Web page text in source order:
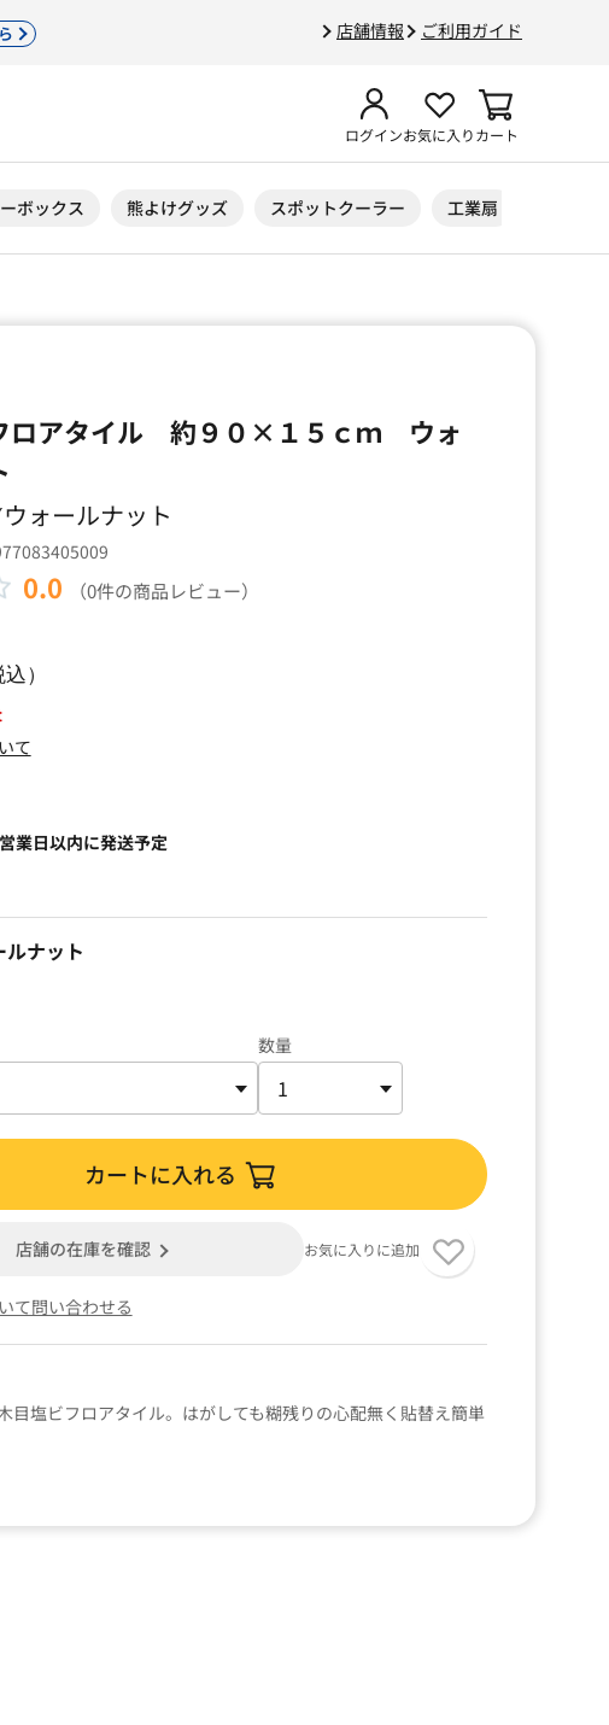
店舗情報 ご利用ガイド
ログインお気に入りカート
ボックス 熊よけグッズ スポットクーラー 工業扇
ロアタイル 約９０×１５ｃｍ ウォ
ォールナット
0.0 （0件の商品レビュー）
）
て
業日以内に発送予定
ルナット
数量
カートに入れる
店舗の在庫を確認 お気に入りに追加
て問い合わせる
目塩ビフロアタイル。はがしても糊残りの心配無く貼替え簡単